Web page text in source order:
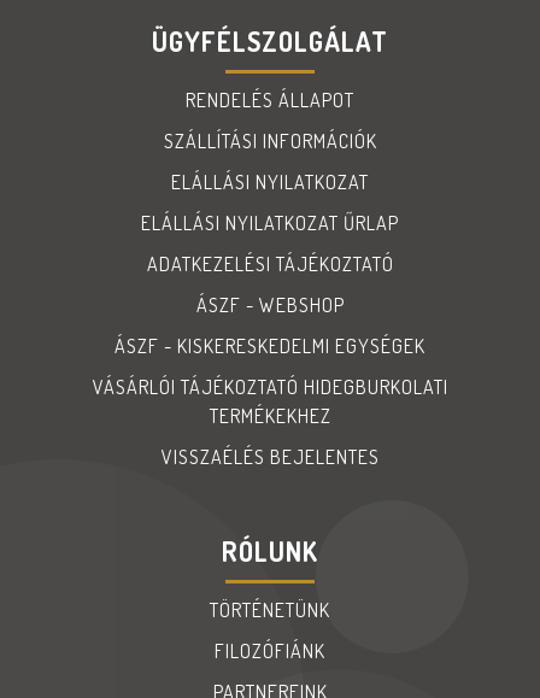
ÜGYFÉLSZOLGÁLAT
RENDELÉS ÁLLAPOT
SZÁLLÍTÁSI INFORMÁCIÓK
ELÁLLÁSI NYILATKOZAT
ELÁLLÁSI NYILATKOZAT ŰRLAP
ADATKEZELÉSI TÁJÉKOZTATÓ
ÁSZF - WEBSHOP
ÁSZF - KISKERESKEDELMI EGYSÉGEK
VÁSÁRLÓI TÁJÉKOZTATÓ HIDEGBURKOLATI
TERMÉKEKHEZ
VISSZAÉLÉS BEJELENTES
RÓLUNK
TÖRTÉNETÜNK
FILOZÓFIÁNK
PARTNEREINK